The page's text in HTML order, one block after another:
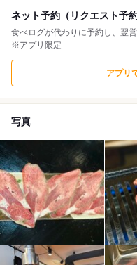
ネット予約（リクエスト予約
食べログが代わりに予約し、翌
※アプリ限定
アプリ
写真